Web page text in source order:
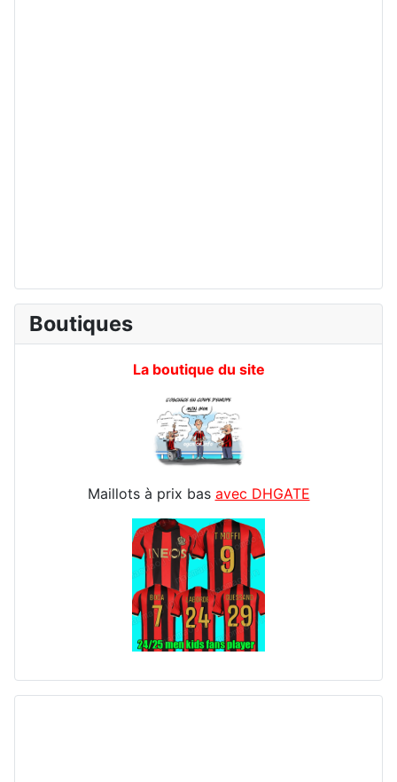
Boutiques
La boutique du site
Maillots à prix bas avec DHGATE